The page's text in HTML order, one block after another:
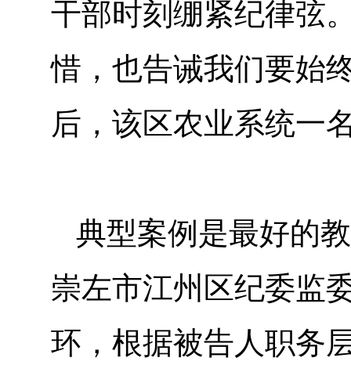
干部时刻绷紧纪律弦
惜，也告诫我们要始
后，该区农业系统一
典型案例是最好的
崇左市江州区纪委监
环，根据被告人职务